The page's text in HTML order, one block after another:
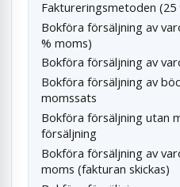
Faktureringsmetoden
Bokföra försäljning av
% moms)
Bokföra försäljning av
Bokföra försäljning av
momssats
Bokföra försäljning utan
försäljning
Bokföra försäljning av
moms (fakturan skickas)